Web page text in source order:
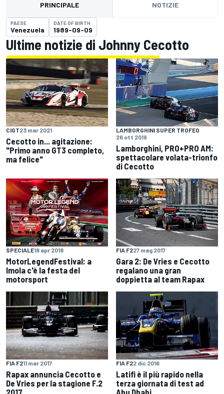
PRINCIPALE NOTIZIE
PAESE
Venezuela
DATE OF BIRTH
1989-09-09
Ultime notizie di Johnny Cecotto
CIGT23 mar 2021
Cecotto in... agitazione:
"Primo anno GT3 completo,
ma felice"
LAMBORGHINI SUPER TROFEO
26 ott 2019
Lamborghini, PRO+PRO AM:
spettacolare volata-trionfo
di Cecotto
SPECIALE18 apr 2018
MotorLegendFestival: a
Imola c'è la festa del
motorsport
FIA F227 mag 2017
Gara 2: De Vries e Cecotto
regalano una gran
doppietta al team Rapax
FIA F211 mar 2017
Rapax annuncia Cecotto e
De Vries per la stagione F.2
FIA F22 dic 2016
Latifi è il più rapido nella
terza giornata di test ad